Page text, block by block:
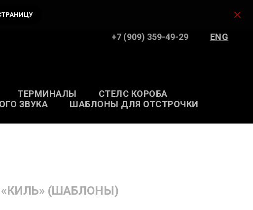
+7 (909) 359-49-29 ENG
ТЕРМИНАЛЫ
СТЕЛС КОРОБА
ЗВУКА ШАБЛОНЫ ДЛЯ ОТСТРОЧКИ
(ШАБЛОНЫ)